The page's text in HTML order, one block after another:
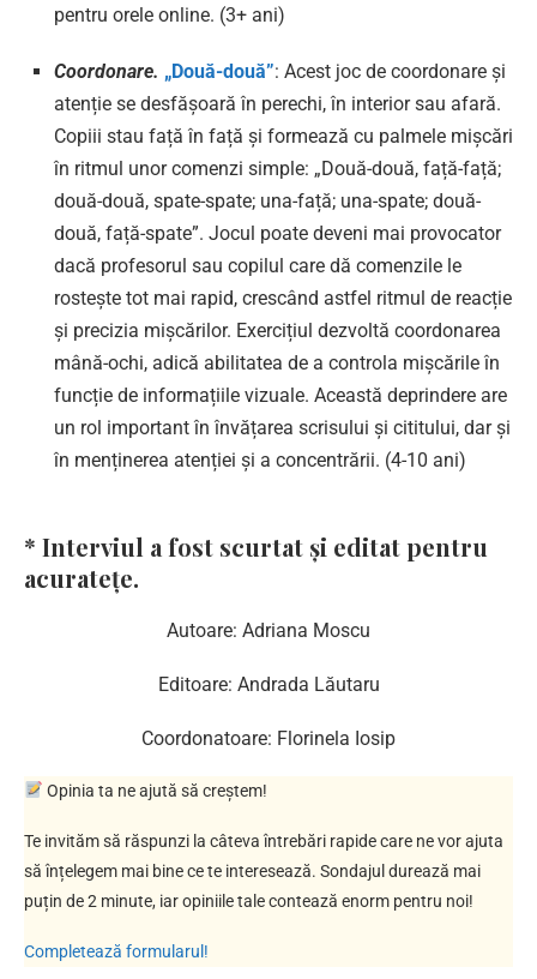
pentru orele online. (3+ ani)
Coordonare. „Două-două”: Acest joc de coordonare și
atenție se desfășoară în perechi, în interior sau afară.
Copiii stau față în față și formează cu palmele mișcări
în ritmul unor comenzi simple: „Două-două, față-față;
două-două, spate-spate; una-față; una-spate; două-
două, față-spate”. Jocul poate deveni mai provocator
dacă profesorul sau copilul care dă comenzile le
rostește tot mai rapid, crescând astfel ritmul de reacție
și precizia mișcărilor. Exercițiul dezvoltă coordonarea
mână-ochi, adică abilitatea de a controla mișcările în
funcție de informațiile vizuale. Această deprindere are
un rol important în învățarea scrisului și cititului, dar și
în menținerea atenției și a concentrării. (4-10 ani)
* Interviul a fost scurtat și editat pentru
acuratețe.
Autoare: Adriana Moscu
Editoare: Andrada Lăutaru
Coordonatoare: Florinela Iosip
Opinia ta ne ajută să creștem!
Te invităm să răspunzi la câteva întrebări rapide care ne vor ajuta
să înțelegem mai bine ce te interesează. Sondajul durează mai
puțin de 2 minute, iar opiniile tale contează enorm pentru noi!
Completează formularul!